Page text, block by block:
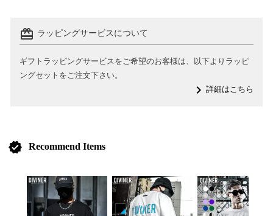
card_giftcard ラッピングサービスについて
ギフトラッピングサービスをご希望のお客様は、以下よりラッピ
ングセットをご注文下さい。
navigate_next詳細はこちら
verified Recommend Items